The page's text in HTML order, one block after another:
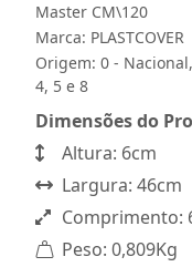
Master CM\120
Marca: PLASTCOVER
Origem: 0 -
4, 5 e 8
Dimensões do
Altura: 6cm
Largura: 46cm
Comprimento:
Peso: 0,809Kg